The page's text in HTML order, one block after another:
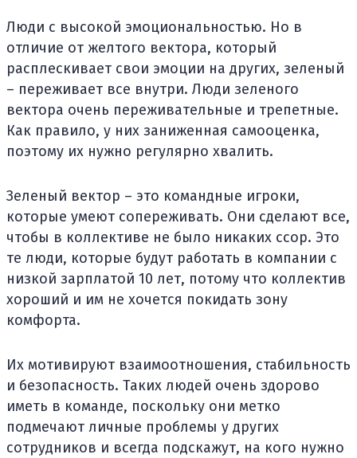
Люди с высокой эмоциональностью. Но в
отличие от желтого вектора, который
расплескивает свои эмоции на других, зеленый
– переживает все внутри. Люди зеленого
вектора очень переживательные и трепетные.
Как правило, у них заниженная самооценка,
поэтому их нужно регулярно хвалить.
Зеленый вектор – это командные игроки,
которые умеют сопереживать. Они сделают все,
чтобы в коллективе не было никаких ссор. Это
те люди, которые будут работать в компании с
низкой зарплатой 10 лет, потому что коллектив
хороший и им не хочется покидать зону
комфорта.
Их мотивируют взаимоотношения, стабильность
и безопасность. Таких людей очень здорово
иметь в команде, поскольку они метко
подмечают личные проблемы у других
сотрудников и всегда подскажут, на кого нужно